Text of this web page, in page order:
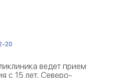
20
ведет прием
с 15 лет, Северо-